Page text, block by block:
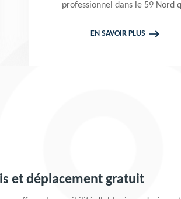
professionnel dans le 59 Nord qui
chez vous pour prendre en main vos
EN SAVOIR PLUS
et déplacement gratuit